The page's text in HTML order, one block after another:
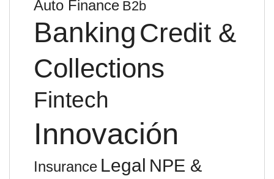
Auto Finance B2b
Banking Credit &
Collections
Fintech
Innovación
Insurance Legal NPE &